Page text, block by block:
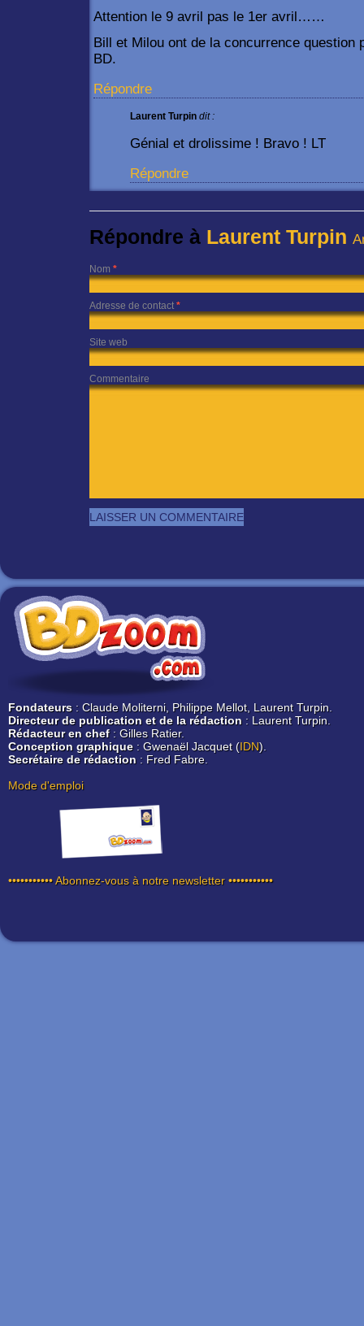
Attention le 9 avril pas le 1er avril……
Bill et Milou ont de la concurrence question
BD.
Répondre
Laurent Turpin dit :
Génial et drolissime ! Bravo ! LT
Répondre
Répondre à Laurent Turpin
Nom *
Adresse de contact *
Site web
Commentaire
Fondateurs : Claude Moliterni, Philippe Mellot, Laurent Turpin.
Directeur de publication et de la rédaction : Laurent Turpin.
Rédacteur en chef: Gilles Ratier.
Conception graphique: Gwenaël Jacquet (IDN).
Secrétaire de rédaction : Fred Fabre.
Mode d'emploi
••••••••••• Abonnez-vous à notre newsletter •••••••••••